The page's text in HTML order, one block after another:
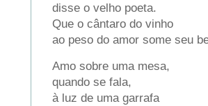
disse o velho poeta.
Que o cântaro do vinho
ao peso do amor some seu
Amo sobre uma mesa,
quando se fala,
à luz de uma garrafa